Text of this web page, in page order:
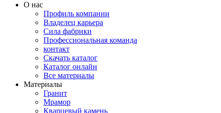
О нас
Профиль компании
Владелец карьера
Сила фабрики
Профессиональная команда
контакт
Скачать каталог
Каталог онлайн
Все материалы
Материалы
Гранит
Мрамор
Кварцевый камень